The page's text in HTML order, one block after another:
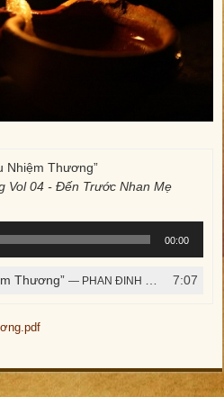
Nhiệm Thương”
Vol 04 - Đến Trước Nhan Mẹ
00:00
Thương”— PHAN ĐINH TÙNG 7:07